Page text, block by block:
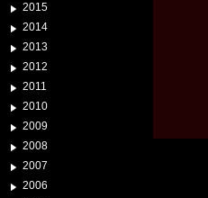
2015
2014
2013
2012
2011
2010
2009
2008
2007
2006